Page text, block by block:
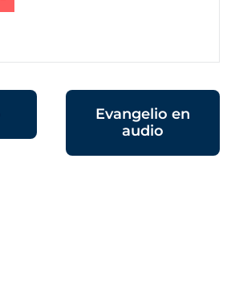
Evangelio en
audio